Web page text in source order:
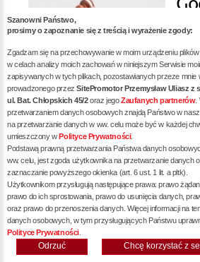
Szanowni Państwo,
prosimy o zapoznanie się z treścią i wyrażenie zgody:
Zgadzam się na przechowywanie w moim urządzeniu
w celach analizy moich zachowań w niniejszym Serwisie
zapisywanych w tych plikach, pozostawianych przeze
prowadzonego przezSitePromotor Przemysław Uliasz
ul. Bat. Chłopskich 45/2oraz jegoZaufanych partnerów.
przetwarzaniem danych osobowych znajdą Państwo w
na przetwarzanie danych w ww. celu może być w każdej
umieszczony wPolityce Prywatności.
Podstawą prawną przetwarzania Państwa danych
ww. celu, jest zgoda użytkownika na przetwarzanie danych
zaznaczanie powyższego okienka (art. 6 ust. 1 lit. a pltk).
Użytkownikom przysługują następujące prawa: prawo
prawo do ich sprostowania, prawo do usunięcia danych,
oraz prawo do przenoszenia danych. Więcej informacji na
danych osobowych, w tym przysługujących Państwu
Polityce Prywatności
Chcę korzystać z
Odrzuć